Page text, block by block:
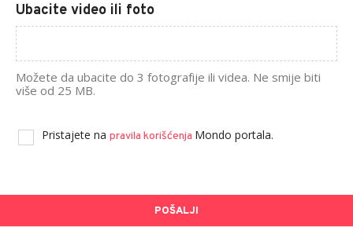
Ubacite video ili foto
Možete da ubacite do 3 fotografije ili videa. Ne smije biti
više od 25 MB.
Pristajete na pravila korišćenja Mondo portala.
POŠALJI